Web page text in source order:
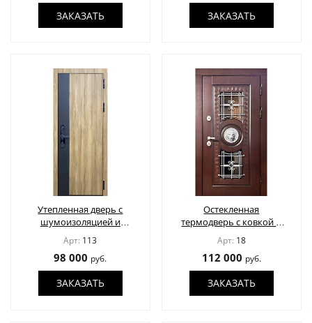
ЗАКАЗАТЬ ЗАКАЗАТЬ
Утепленная дверь с
шумоизоляцией и
биометрическим
замком
Арт: 113
98 000 руб.
ЗАКАЗАТЬ
Остекленная
термодверь с ковкой и
чеканным декором
"Лев"
Арт: 18
112 000 руб.
ЗАКАЗАТЬ